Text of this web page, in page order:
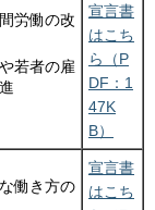
労働の改
若者の雇
宣言書
はこち
ら（P
DF：1
47K
B）
働き方の
宣言書
はこち